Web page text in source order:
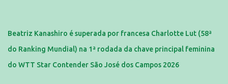
Beatriz Kanashiro é superada por francesa Charlotte Lut (58ª
do Ranking Mundial) na 1ª rodada da chave principal feminina
do WTT Star Contender São José dos Campos 2026